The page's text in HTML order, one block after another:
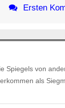
Ersten
Spiegels von
als